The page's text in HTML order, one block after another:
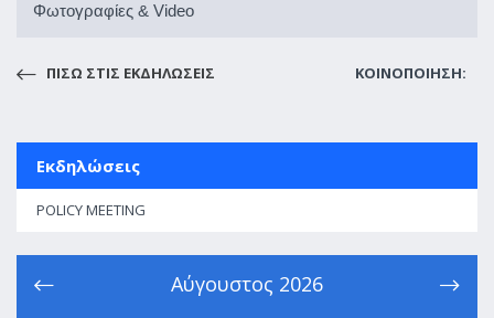
Φωτογραφίες & Video
ΠΙΣΩ ΣΤΙΣ ΕΚΔΗΛΩΣΕΙΣ ΚΟΙΝΟΠΟΙΗΣΗ:
Εκδηλώσεις
POLICY MEETING
Αύγουστος 2026